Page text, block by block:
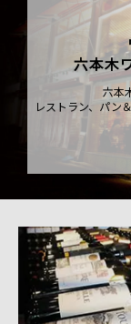
六本木
六本
レストラン、パン